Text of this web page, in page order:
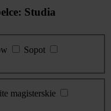
Studia
Sopot
magisterskie